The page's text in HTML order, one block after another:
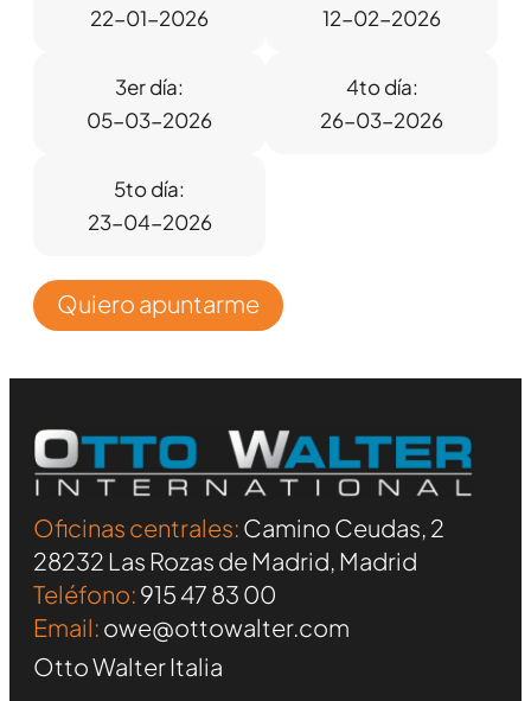
22-01-2026
12-02-2026
3er día:
05-03-2026
4to día:
26-03-2026
5to día:
23-04-2026
Quiero apuntarme
Oficinas centrales: Camino Ceudas, 2
28232 Las Rozas de Madrid, Madrid
Teléfono: 915 47 83 00
Email: owe@ottowalter.com
Otto Walter Italia